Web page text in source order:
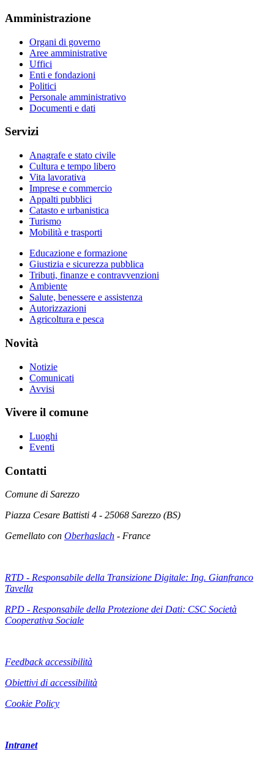
Amministrazione
Organi di governo
Aree amministrative
Uffici
Enti e fondazioni
Politici
Personale amministrativo
Documenti e dati
Servizi
Anagrafe e stato civile
Cultura e tempo libero
Vita lavorativa
Imprese e commercio
Appalti pubblici
Catasto e urbanistica
Turismo
Mobilità e trasporti
Educazione e formazione
Giustizia e sicurezza pubblica
Tributi, finanze e contravvenzioni
Ambiente
Salute, benessere e assistenza
Autorizzazioni
Agricoltura e pesca
Novità
Notizie
Comunicati
Avvisi
Vivere il comune
Luoghi
Eventi
Contatti
Comune di Sarezzo
Piazza Cesare Battisti 4 - 25068 Sarezzo (BS)
Gemellato con Oberhaslach - France
RTD - Responsabile della Transizione Digitale: Ing. Gianfranco
Tavella
RPD - Responsabile della Protezione dei Dati: CSC Società
Cooperativa Sociale
Feedback accessibilità
Obiettivi di accessibilità
Cookie Policy
Intranet